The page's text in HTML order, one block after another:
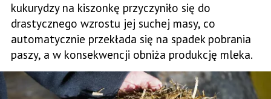
kukurydzy na kiszonkę przyczyniło się do
drastycznego wzrostu jej suchej masy, co
automatycznie przekłada się na spadek pobrania
paszy, a w konsekwencji obniża produkcję mleka.